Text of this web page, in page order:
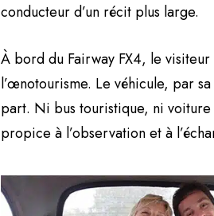
conducteur d’un récit plus large.
À bord du Fairway FX4, le
l’œnotourisme. Le véhicule, par
part. Ni bus touristique, ni
propice à l’observation et à